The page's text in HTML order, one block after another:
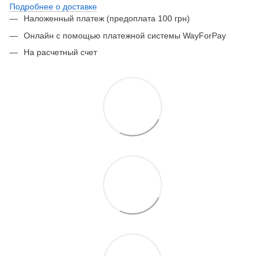
Подробнее о доставке
Наложенный платеж (предоплата 100 грн)
Онлайн с помощью платежной системы WayForPay
На расчетный счет